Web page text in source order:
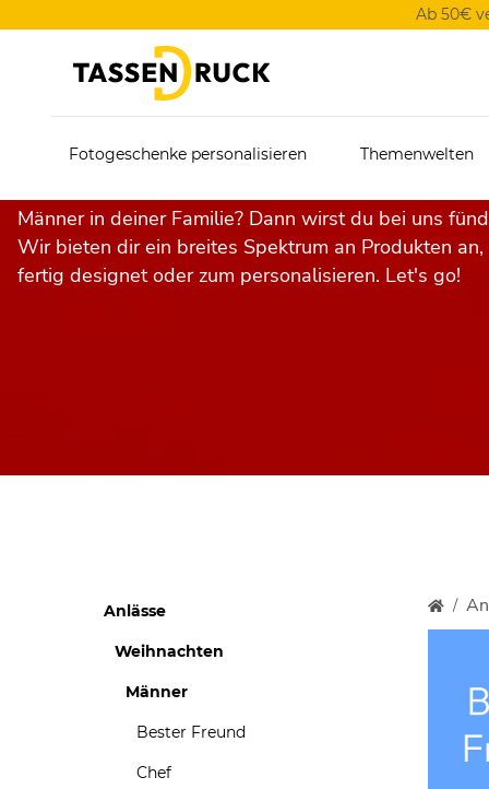
Ab 50€
Fotogeschenke personalisieren Themenwelten
Männer in deiner Familie? Dann wirst du bei uns
Wir bieten dir ein breites Spektrum an Produkten an,
fertig designet oder zum personalisieren. Let's go!
Anlässe
Weihnachten
Männer
Bester Freund
Chef